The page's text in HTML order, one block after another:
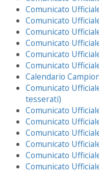
Comunicato
Comunicato
Comunicato
Comunicato
Comunicato
Comunicato
Calendario
Comunicato
tesserati)
Comunicato
Comunicato
Comunicato
Comunicato
Comunicato
Comunicato